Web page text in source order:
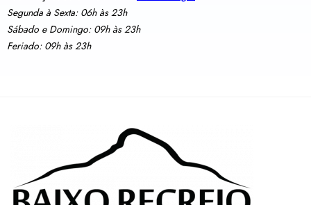
Segunda à Sexta: 06h às 23h
Sábado e Domingo: 09h às 23h
Feriado: 09h às 23h